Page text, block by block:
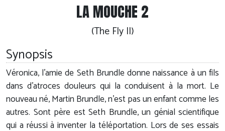
LA MOUCHE 2
(The Fly II)
Synopsis
Véronica, l'amie de Seth Brundle donne naissance à un fils
dans d'atroces douleurs qui la conduisent à la mort. Le
nouveau né, Martin Brundle, n'est pas un enfant comme les
autres. Sont père est Seth Brundle, un génial scientifique
qui a réussi à inventer la téléportation. Lors de ses essais